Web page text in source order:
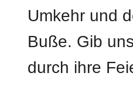
Umkehr und
Buße. Gib
durch ihre